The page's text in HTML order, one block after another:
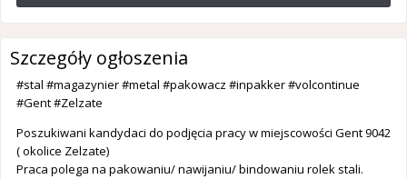
Szczegóły ogłoszenia
#stal #magazynier #metal #pakowacz #inpakker #volcontinue
#Gent #Zelzate
Poszukiwani kandydaci do podjęcia pracy w miejscowości Gent 9042
( okolice Zelzate)
Praca polega na pakowaniu/ nawijaniu/ bindowaniu rolek stali.